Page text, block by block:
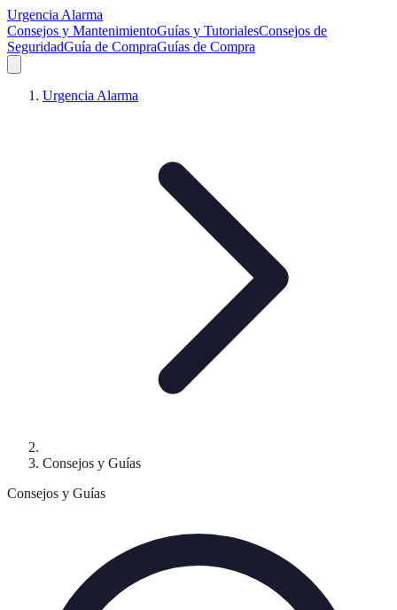
Urgencia Alarma
Consejos y MantenimientoGuías y TutorialesConsejos de
SeguridadGuía de CompraGuías de Compra
Urgencia Alarma
Consejos y Guías
Consejos y Guías